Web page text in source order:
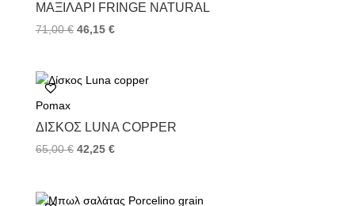
ΜΑΞΙΛΆΡΙ FRINGE NATURAL
71,00€ 46,15 €
Pomax
ΔΊΣΚΟΣ LUNA COPPER
65,00€ 42,25 €